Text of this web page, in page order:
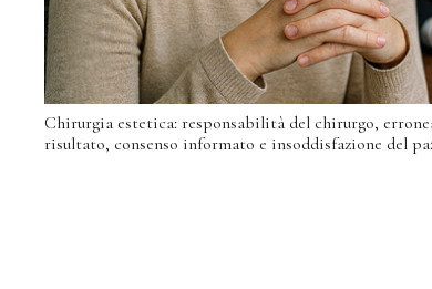
Chirurgia estetica: responsabilità del chirurgo,
risultato, consenso informato e insoddisfazione del